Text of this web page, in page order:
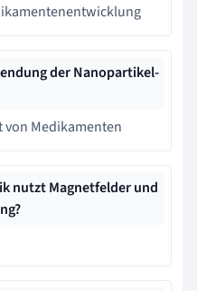
der Nanopartikel-
Medikamenten
nutzt Magnetfelder und